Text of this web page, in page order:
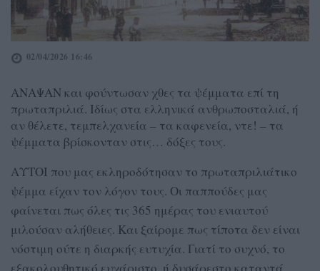
02/04/2026 16:46
ΑΝΑΨΑΝ και φούντωσαν χθες τα ψέμματα επί τη
πρωταπριλιά. Ιδίως στα ελληνικά ανθρωποσταλιά, ή
αν θέλετε, τεμπελχανεία – τα καφενεία, ντε! – τα
ψέμματα βρίσκονταν στις… δόξες τους.
ΑΥΤΟΙ που μας εκληροδότησαν το πρωταπριλιάτικο
ψέμμα είχαν τον λόγον τους. Οι παππούδες μας
φαίνεται πως όλες τις 365 ημέρας του ενιαυτού
μιλούσαν αλήθειες. Και ξαίρομε πως τίποτα δεν είναι
νόστιμη ούτε η διαρκής ευτυχία. Γιατί το συχνό, το